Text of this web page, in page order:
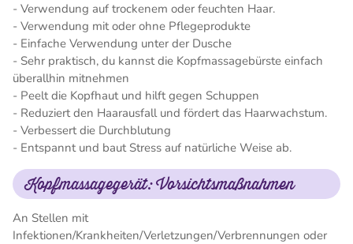
- Verwendung auf trockenem oder feuchten Haar.
- Verwendung mit oder ohne Pflegeprodukte
- Einfache Verwendung unter der Dusche
- Sehr praktisch, du kannst die Kopfmassagebürste einfach
überallhin mitnehmen
- Peelt die Kopfhaut und hilft gegen Schuppen
- Reduziert den Haarausfall und fördert das Haarwachstum.
- Verbessert die Durchblutung
- Entspannt und baut Stress auf natürliche Weise ab.
Kopfmassagegerät: Vorsichtsmaßnahmen
An Stellen mit
Infektionen/Krankheiten/Verletzungen/Verbrennungen oder